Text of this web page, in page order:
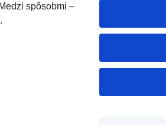
spôsobmi –